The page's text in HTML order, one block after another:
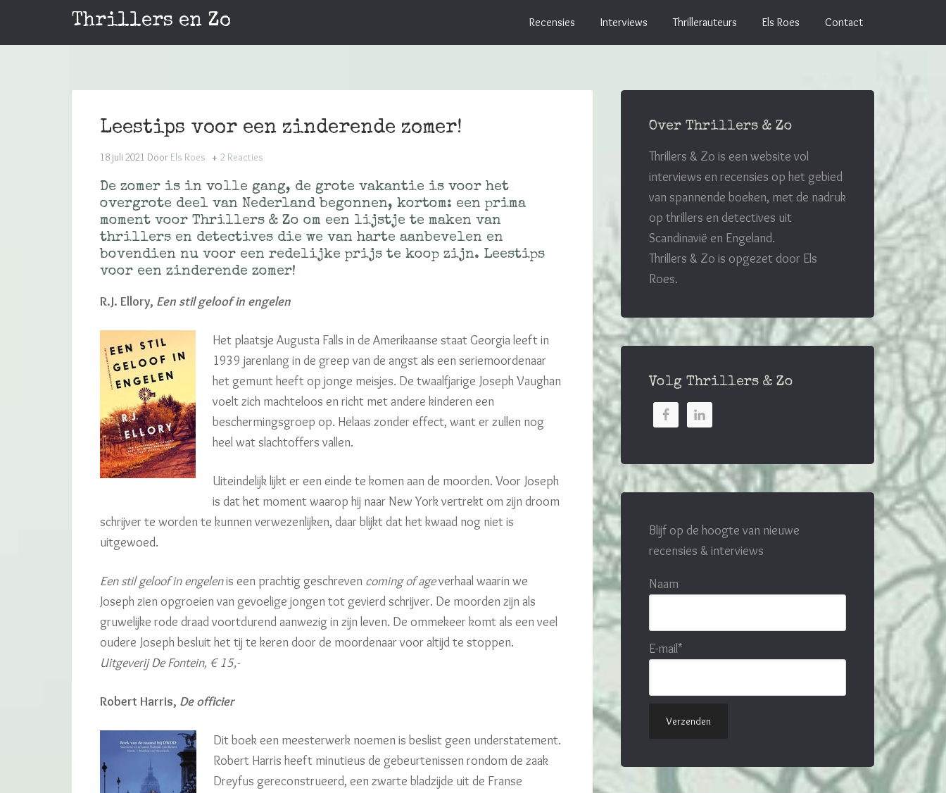
Thrillers en Zo Recensies Interviews Thrillerauteurs Els Roes Contact
Leestips voor een zinderende zomer!
18 juli 2021 Door Els Roes 2 Reacties
De zomer is in volle gang, de grote vakantie is voor het
overgrote deel van Nederland begonnen, kortom: een prima
moment voor Thrillers & Zo om een lijstje te maken van
thrillers en detectives die we van harte aanbevelen en
bovendien nu voor een redelijke prijs te koop zijn. Leestips
voor een zinderende zomer!
R.J. Ellory, Een stil geloof in engelen
Het plaatsje Augusta Falls in de Amerikaanse staat Georgia leeft in
1939 jarenlang in de greep van de angst als een seriemoordenaar
het gemunt heeft op jonge meisjes. De twaalfjarige Joseph Vaughan
voelt zich machteloos en richt met andere kinderen een
beschermingsgroep op. Helaas zonder effect, want er zullen nog
heel wat slachtoffers vallen.
Uiteindelijk lijkt er een einde te komen aan de moorden. Voor Joseph
is dat het moment waarop hij naar New York vertrekt om zijn droom
schrijver te worden te kunnen verwezenlijken, daar blijkt dat het kwaad nog niet is
uitgewoed.
Een stil geloof in engelenis een prachtig geschreven coming of ageverhaal waarin we
Joseph zien opgroeien van gevoelige jongen tot gevierd schrijver. De moorden zijn als
gruwelijke rode draad voortdurend aanwezig in zijn leven. De ommekeer komt als een veel
oudere Joseph besluit het tij te keren door de moordenaar voor altijd te stoppen.
Uitgeverij De Fontein, € 15,-
Robert Harris, De officier
Dit boek een meesterwerk noemen is beslist geen understatement.
Robert Harris heeft minutieus de gebeurtenissen rondom de zaak
Dreyfus gereconstrueerd, een zwarte bladzijde uit de Franse
Over Thrillers & Zo
Thrillers & Zo is een website vol
interviews en recensies op het gebied
van spannende boeken, met de nadruk
op thrillers en detectives uit
Scandinavië en Engeland.
Thrillers & Zo is opgezet door Els
Roes.
Volg Thrillers & Zo
Blijf op de hoogte van nieuwe
recensies & interviews
Naam
E-mail*